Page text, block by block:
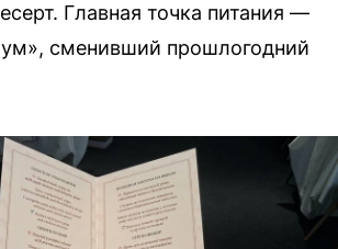
Главная точка питания —
сменивший прошлогодний